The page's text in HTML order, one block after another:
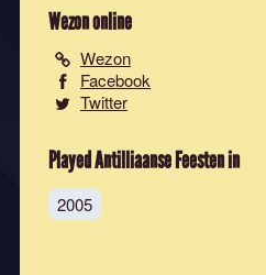
Wezononline
Wezon
Facebook
Twitter
Played Antilliaanse Feesten in
2005